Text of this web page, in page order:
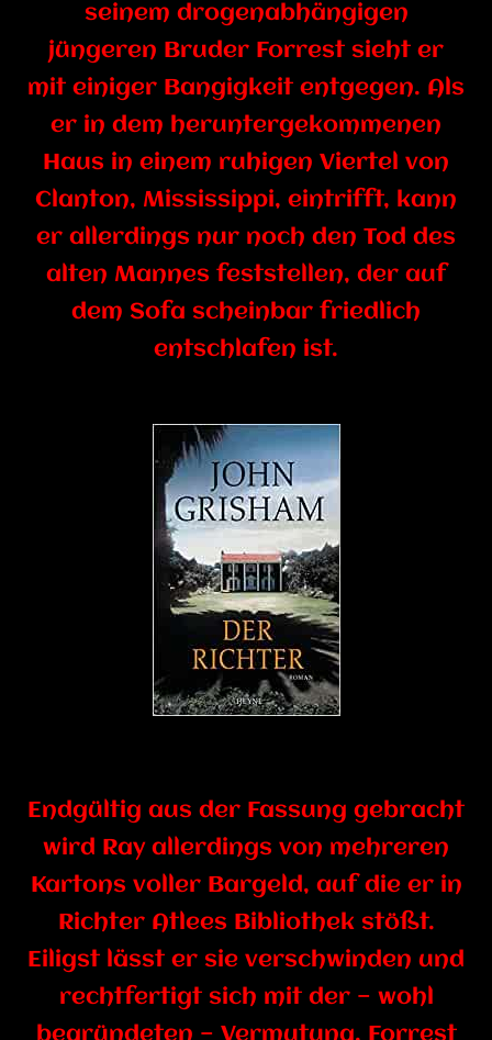
seinem drogenabhängigen
jüngeren Bruder Forrest sieht er
mit einiger Bangigkeit entgegen. Als
er in dem heruntergekommenen
Haus in einem ruhigen Viertel von
Clanton, Mississippi, eintrifft, kann
er allerdings nur noch den Tod des
alten Mannes feststellen, der auf
dem Sofa scheinbar friedlich
entschlafen ist.
Endgültig aus der Fassung gebracht
wird Ray allerdings von mehreren
Kartons voller Bargeld, auf die er in
Richter Atlees Bibliothek stößt.
Eiligst lässt er sie verschwinden und
rechtfertigt sich mit der — wohl
begründeten — Vermutung, Forrest